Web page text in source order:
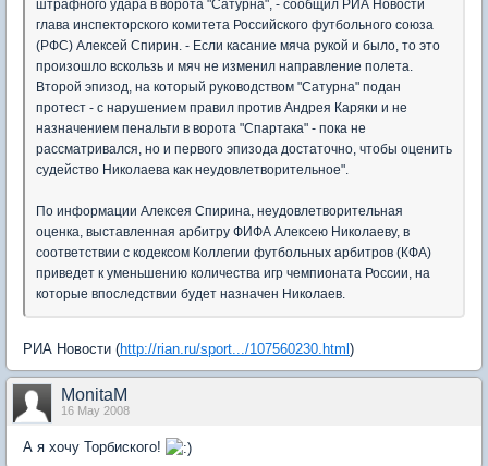
штрафного удара в ворота "Сатурна", - сообщил РИА Новости
глава инспекторского комитета Российского футбольного союза
(РФС) Алексей Спирин. - Если касание мяча рукой и было, то это
произошло вскользь и мяч не изменил направление полета.
Второй эпизод, на который руководством "Сатурна" подан
протест - с нарушением правил против Андрея Каряки и не
назначением пенальти в ворота "Спартака" - пока не
рассматривался, но и первого эпизода достаточно, чтобы оценить
судейство Николаева как неудовлетворительное".
По информации Алексея Спирина, неудовлетворительная
оценка, выставленная арбитру ФИФА Алексею Николаеву, в
соответствии с кодексом Коллегии футбольных арбитров (КФА)
приведет к уменьшению количества игр чемпионата России, на
которые впоследствии будет назначен Николаев.
РИА Новости (http://rian.ru/sport.../107560230.html )
MonitaM
16 May 2008
А я хочу Торбиского!